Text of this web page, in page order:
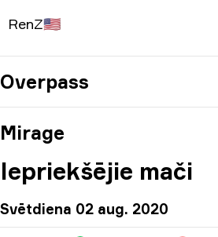
RenZ🇺🇸
Overpass
Mirage
Iepriekšējie mači
Svētdiena 02 aug. 2020